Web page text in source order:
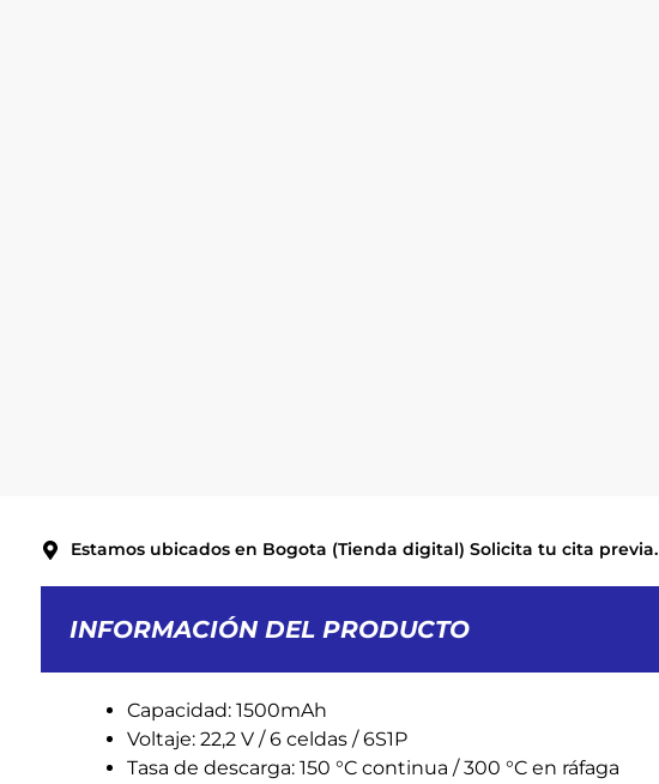
Estamos ubicados en Bogota (Tienda digital) Solicita tu cita previa.
INFORMACIÓN DEL PRODUCTO
Capacidad: 1500mAh
Voltaje: 22,2 V / 6 celdas / 6S1P
Tasa de descarga: 150 °C continua / 300 °C en ráfaga